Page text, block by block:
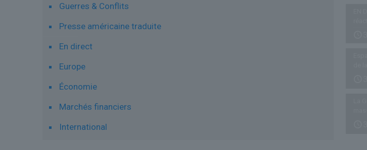
Guerres & Conflits
Presse américaine traduite
En direct
Europe
Économie
Marchés financiers
International